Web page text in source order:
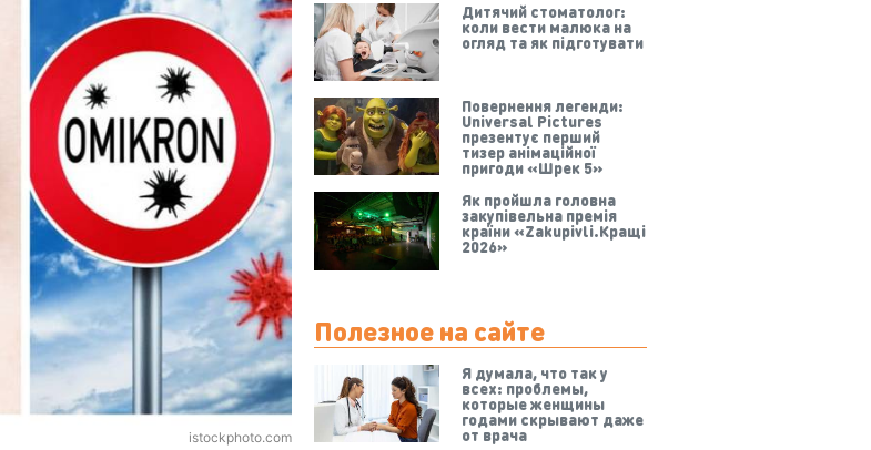
istockphoto.com
Дитячий стоматолог:
коли вести малюка на
огляд та як підготувати
Повернення легенди:
Universal Pictures
презентує перший
тизер анімаційної
пригоди «Шрек 5»
Як пройшла головна
закупівельна премія
країни «Zakupivli.Кращі
2026»
Полезное на сайте
Я думала, что так у
всех: проблемы,
которые женщины
годами скрывают даже
от врача